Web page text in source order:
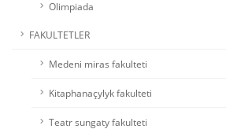
Olimpiada
FAKULTETLER
Medeni miras fakulteti
Kitaphanaçylyk fakulteti
Teatr sungaty fakulteti